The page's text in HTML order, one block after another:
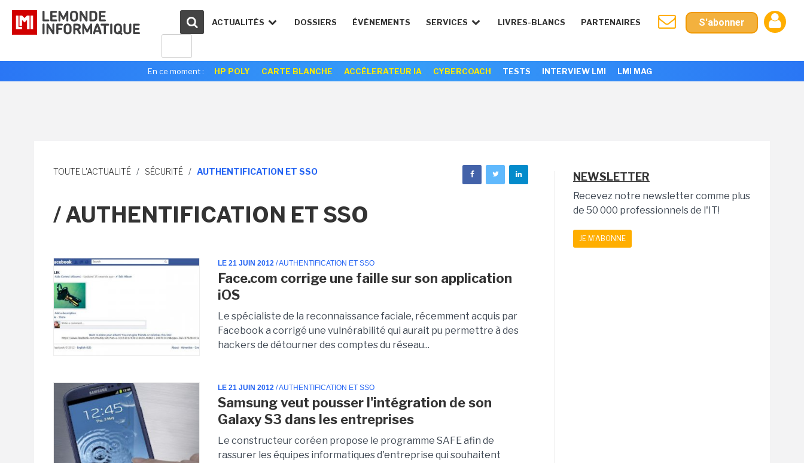
ACTUALITÉS DOSSIERS ÉVÉNEMENTS SERVICES LIVRES-BLANCS PARTENAIRES S'abonner
En ce moment : HP POLY CARTE BLANCHE ACCÉLERATEUR IA CYBERCOACH TESTS INTERVIEW LMI LMI MAG
TOUTE L'ACTUALITÉ / SÉCURITÉ / AUTHENTIFICATION ET SSO
/ AUTHENTIFICATION ET SSO
LE 21 JUIN 2012 / AUTHENTIFICATION ET SSO
Face.com corrige une faille sur son application
iOS
Le spécialiste de la reconnaissance faciale, récemment acquis par
Facebook a corrigé une vulnérabilité qui aurait pu permettre à des
hackers de détourner des comptes du réseau...
LE 21 JUIN 2012 / AUTHENTIFICATION ET SSO
Samsung veut pousser l'intégration de son
Galaxy S3 dans les entreprises
Le constructeur coréen propose le programme SAFE afin de
rassurer les équipes informatiques d'entreprise qui souhaitent
NEWSLETTER
Recevez notre newsletter comme plus
de 50 000 professionnels de l'IT!
JE M'ABONNE